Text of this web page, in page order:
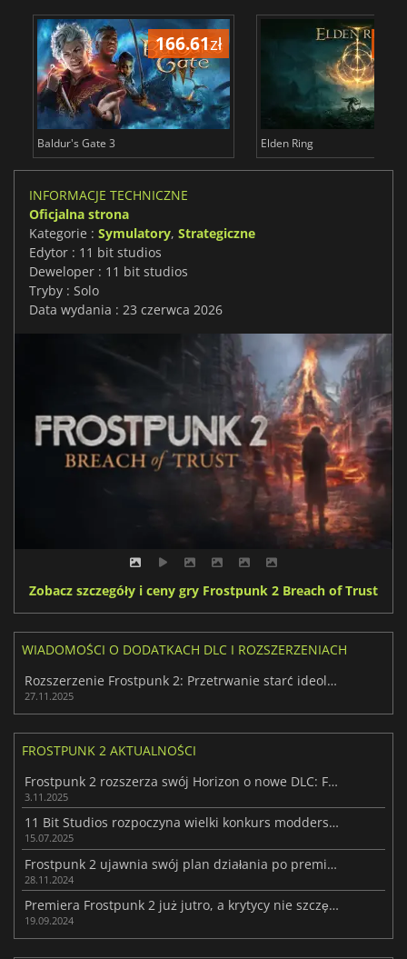
166.61zł
Baldur's Gate 3 Elden Ring
INFORMACJE TECHNICZNE
Oficjalna strona
Kategorie : Symulatory, Strategiczne
Edytor : 11 bit studios
Deweloper : 11 bit studios
Tryby : Solo
Data wydania : 23 czerwca 2026
Zobacz szczegóły i ceny gry Frostpunk 2 Breach of Trust
WIADOMOŚCI O DODATKACH DLC I ROZSZERZENIACH
Rozszerzenie Frostpunk 2: Przetrwanie starć ideologicznych w Krainie Mrozu
27.11.2025
FROSTPUNK 2 AKTUALNOŚCI
Frostpunk 2 rozszerza swój Horizon o nowe DLC: Fractured Utopias
3.11.2025
11 Bit Studios rozpoczyna wielki konkurs modderski dla Frostpunk 2
15.07.2025
Frostpunk 2 ujawnia swój plan działania po premierze
28.11.2024
Premiera Frostpunk 2 już jutro, a krytycy nie szczędzą pozytywnych opinii
19.09.2024